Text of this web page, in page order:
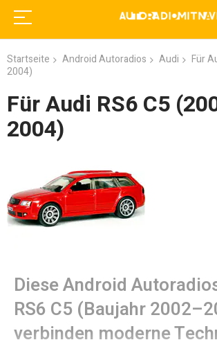
Startseite Android Autoradios Audi
Für
2004)
Für Audi RS6 C5
2004)
Diese Android
RS6 C5 (Baujahr
verbinden moderne